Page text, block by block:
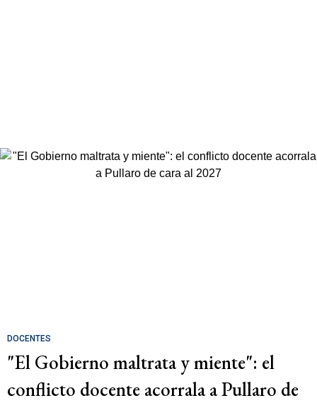
DOCENTES
"El Gobierno maltrata y miente": el
conflicto docente acorrala a Pullaro de